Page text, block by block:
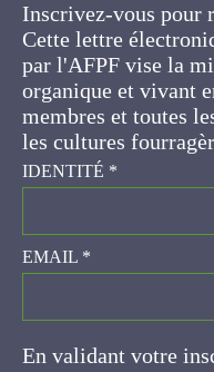
gratuitement par
d'un lien organique
ses membres et
concernées par les
prairies.
IDENTITÉ*
EMAIL*
En validant votre
politique de